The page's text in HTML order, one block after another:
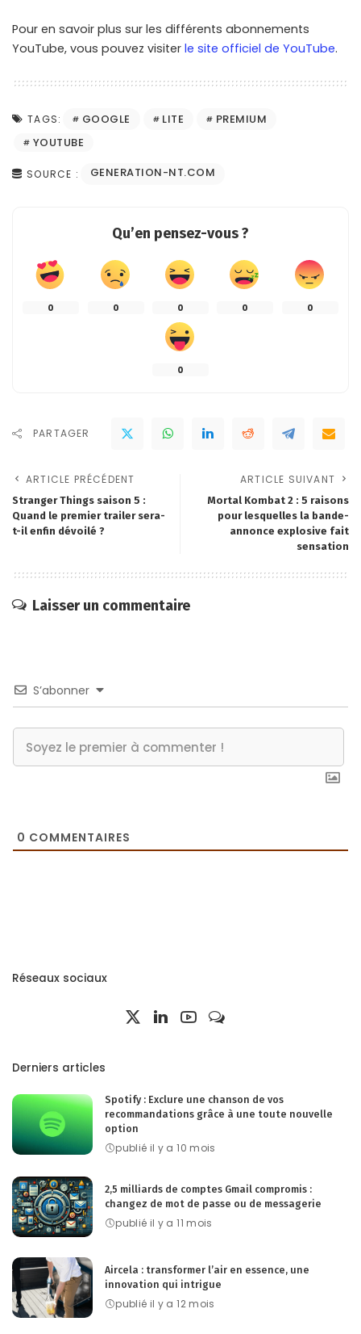
Pour en savoir plus sur les différents abonnements
YouTube, vous pouvez visiter le site officiel de YouTube.
TAGS: GOOGLE LITE
PREMIUM
YOUTUBE
SOURCE : GENERATION-NT.COM
Qu’en pensez-vous ?
0 0 0 0 0
0
PARTAGER
ARTICLE PRÉCÉDENT
Stranger Things saison 5 :
Quand le premier trailer sera-
t-il enfin dévoilé ?
ARTICLE SUIVANT
Mortal Kombat 2 : 5 raisons
pour lesquelles la bande-
annonce explosive fait
sensation
Laisser un commentaire
S’abonner
0 COMMENTAIRES
Réseaux sociaux
Derniers articles
Spotify : Exclure une chanson de vos
recommandations grâce à une toute nouvelle
option
publié il y a 10 mois
2,5 milliards de comptes Gmail compromis :
changez de mot de passe ou de messagerie
publié il y a 11 mois
Aircela : transformer l’air en essence, une
innovation qui intrigue
publié il y a 12 mois